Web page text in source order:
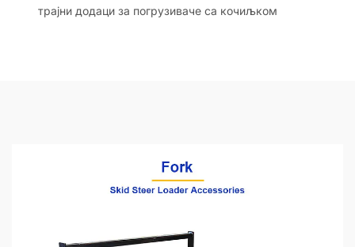
трајни додаци за погрузиваче са кочиљком